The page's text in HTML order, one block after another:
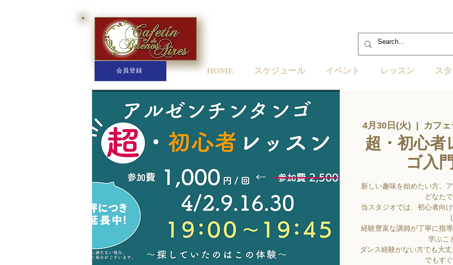
会員登録 HOME スケジュール イベント レッスン ス
4月30日(火)
  |
カフ
超・初心者
ゴ入
新しい趣味を始めたい方、
どなた
当スタジオでは、初心者向
経験豊富な講師が丁寧に指
学ぶこ
ダンス経験がない方でも大
でもす